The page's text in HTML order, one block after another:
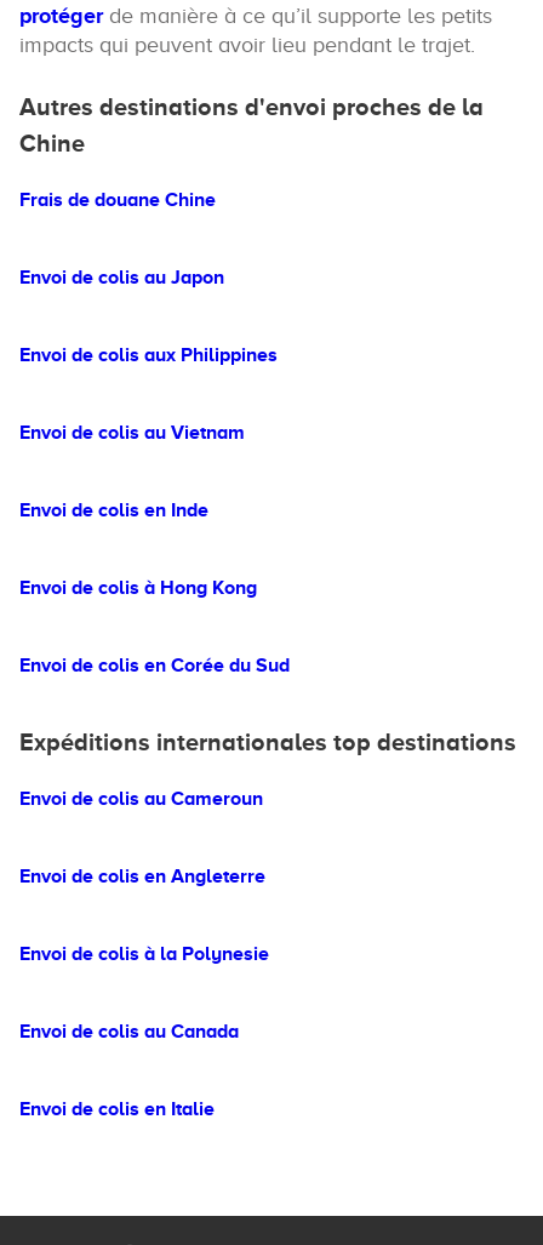
protégerde manière à ce qu’il supporte les petits
impacts qui peuvent avoir lieu pendant le trajet.
Autres destinations d'envoi proches de la
Chine
Frais de douane Chine
Envoi de colis au Japon
Envoi de colis aux Philippines
Envoi de colis au Vietnam
Envoi de colis en Inde
Envoi de colis à Hong Kong
Envoi de colis en Corée du Sud
Expéditions internationales top destinations
Envoi de colis au Cameroun
Envoi de colis en Angleterre
Envoi de colis à la Polynesie
Envoi de colis au Canada
Envoi de colis en Italie